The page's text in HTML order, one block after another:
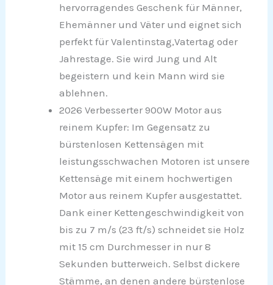
hervorragendes Geschenk für Männer,
Ehemänner und Väter und eignet sich
perfekt für Valentinstag,Vatertag oder
Jahrestage. Sie wird Jung und Alt
begeistern und kein Mann wird sie
ablehnen.
2026 Verbesserter 900W Motor aus
reinem Kupfer: Im Gegensatz zu
bürstenlosen Kettensägen mit
leistungsschwachen Motoren ist unsere
Kettensäge mit einem hochwertigen
Motor aus reinem Kupfer ausgestattet.
Dank einer Kettengeschwindigkeit von
bis zu 7 m/s (23 ft/s) schneidet sie Holz
mit 15 cm Durchmesser in nur 8
Sekunden butterweich. Selbst dickere
Stämme, an denen andere bürstenlose